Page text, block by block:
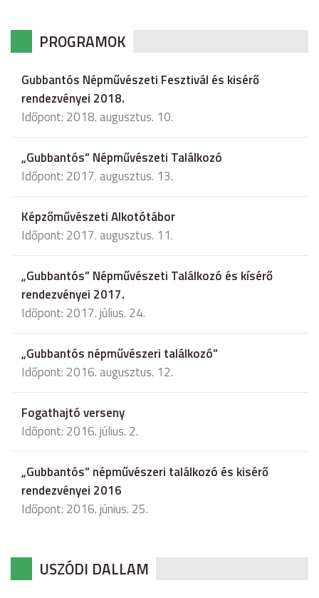
PROGRAMOK
Gubbantós Népművészeti Fesztivál és kisérő
rendezvényei 2018.
Időpont: 2018. augusztus. 10.
„Gubbantós” Népművészeti Találkozó
Időpont: 2017. augusztus. 13.
Képzőművészeti Alkotótábor
Időpont: 2017. augusztus. 11.
„Gubbantós” Népművészeti Találkozó és kísérő
rendezvényei 2017.
Időpont: 2017. július. 24.
„Gubbantós népművészeri találkozó”
Időpont: 2016. augusztus. 12.
Fogathajtó verseny
Időpont: 2016. július. 2.
„Gubbantós” népművészeri találkozó és kisérő
rendezvényei 2016
Időpont: 2016. június. 25.
USZÓDI DALLAM